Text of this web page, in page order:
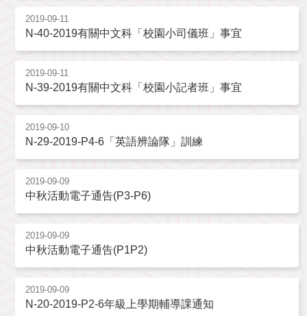
2019-09-11
N-40-2019有關中文科「校園小司儀班」事宜
2019-09-11
N-39-2019有關中文科「校園小記者班」事宜
2019-09-10
N-29-2019-P4-6「英語辨論隊」訓練
2019-09-09
中秋活動電子通告(P3-P6)
2019-09-09
中秋活動電子通告(P1P2)
2019-09-09
N-20-2019-P2-6年級上學期輔導課通知